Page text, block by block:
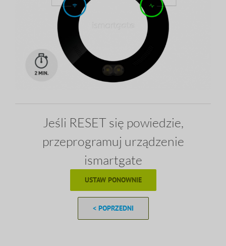
Jeśli RESET się powiedzie,
przeprogramuj urządzenie
ismartgate
USTAW PONOWNIE
< POPRZEDNI